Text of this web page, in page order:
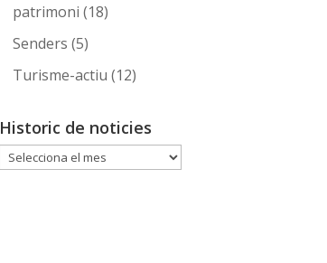
patrimoni (18)
Senders (5)
Turisme-actiu (12)
Historic de noticies
Historic